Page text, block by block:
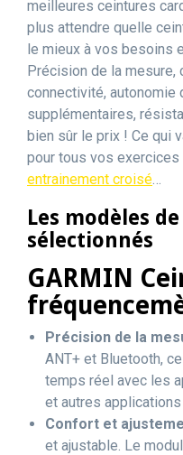
meilleures ceintures
plus attendre quelle
le mieux à vos besoins
Précision de la mesure,
connectivité, autonomie
supplémentaires,
bien sûr le prix ! Ce qui
pour tous vos exercices
entrainement croisé…
Les modèles
sélectionnés
GARMIN
Précision de la
ANT+ et Bluetooth,
temps réel avec les
et autres
Confort et
et ajustable. Le